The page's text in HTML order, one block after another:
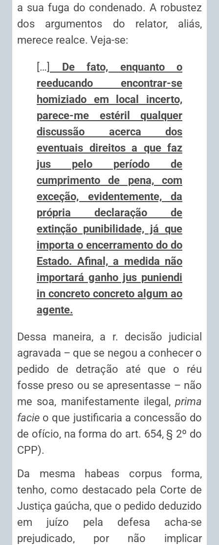
a sua fuga do condenado. A robustez
dos argumentos do relator, aliás,
merece realce. Veja-se:
[…]
De fato, enquanto o
reeducando encontrar-se
homiziado em local incerto,
parece-me estéril qualquer
discussão acerca dos
eventuais direitos a que faz
jus pelo período de
cumprimento de pena, com
exceção, evidentemente, da
própria declaração de
extinção punibilidade, já que
importa o encerramento do do
Estado. Afinal, a medida não
importará ganho jus puniendi
in concreto concreto algum ao
agente.
Dessa maneira, a r. decisão judicial
agravada – que se negou a conhecer o
pedido de detração até que o réu
fosse preso ou se apresentasse – não
me soa, manifestamente ilegal, prima
facie o que justificaria a concessão do
de ofício, na forma do art. 654, § 2º do
CPP).
Da mesma habeas corpus forma,
tenho, como destacado pela Corte de
Justiça gaúcha, que o pedido deduzido
em juízo pela defesa acha-se
prejudicado, por não implicar